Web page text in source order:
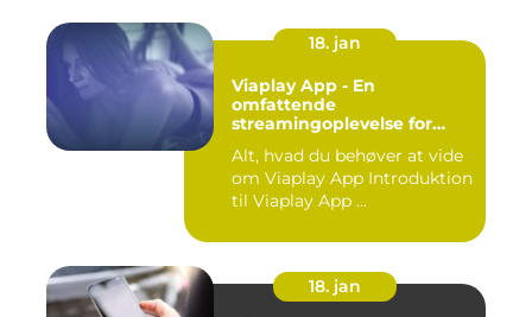
18. jan
Viaplay App - En
omfattende
streamingoplevelse for
Alt, hvad du behøver at vide
om Viaplay App Introduktion
til Viaplay App ...
18. jan